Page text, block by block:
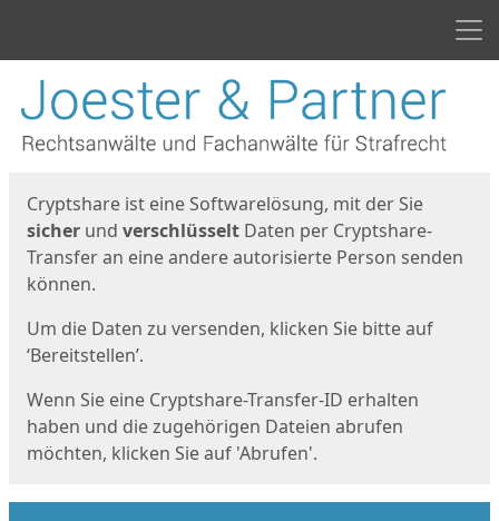
Start
Cryptshare ist eine Softwarelösung, mit der Sie
sicher und verschlüsselt Daten per Cryptshare-
Transfer an eine andere autorisierte Person senden
können.
Um die Daten zu versenden, klicken Sie bitte auf
‘Bereitstellen’.
Wenn Sie eine Cryptshare-Transfer-ID erhalten
haben und die zugehörigen Dateien abrufen
möchten, klicken Sie auf 'Abrufen'.